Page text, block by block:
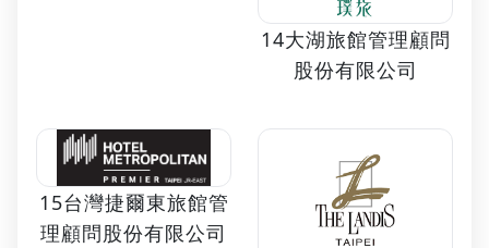
14大湖旅館管理顧問
股份有限公司
15台灣捷爾東旅館管
理顧問股份有限公司